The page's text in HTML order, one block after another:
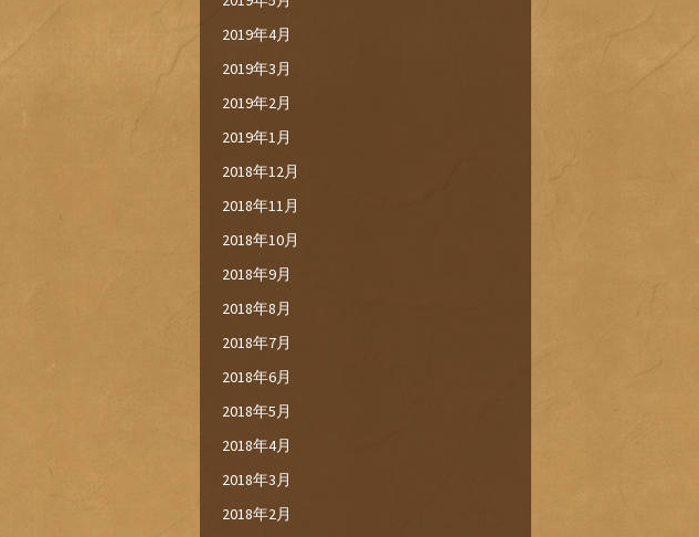
2019年4月
2019年3月
2019年2月
2019年1月
2018年12月
2018年11月
2018年10月
2018年9月
2018年8月
2018年7月
2018年6月
2018年5月
2018年4月
2018年3月
2018年2月